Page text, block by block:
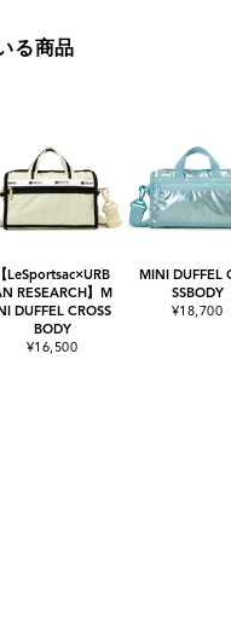
る商品
【LeSportsac×URB
RESEARCH】M
DUFFEL CROSS
BODY
¥16,500
MINI DUFFEL
SSBODY
¥18,700